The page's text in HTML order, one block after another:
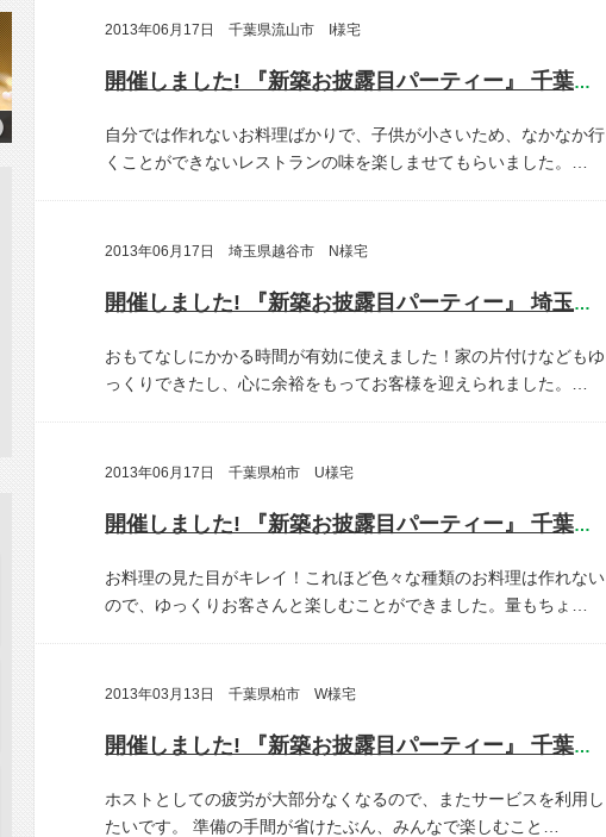
2013年06月17日 千葉県流山市 I様宅
開催しました! 『新築お披露目パーティー』 千葉県流山市 I様宅
自分では作れないお料理ばかりで、子供が小さいため、なかなか行
くことができないレストランの味を楽しませてもらいました。…
2013年06月17日 埼玉県越谷市 N様宅
開催しました! 『新築お披露目パーティー』 埼玉県越谷市 N様宅
おもてなしにかかる時間が有効に使えました！家の片付けなどもゆ
っくりできたし、心に余裕をもってお客様を迎えられました。…
2013年06月17日 千葉県柏市 U様宅
開催しました! 『新築お披露目パーティー』 千葉県柏市 U様宅
お料理の見た目がキレイ！これほど色々な種類のお料理は作れない
ので、ゆっくりお客さんと楽しむことができました。量もちょ…
2013年03月13日 千葉県柏市 W様宅
開催しました! 『新築お披露目パーティー』 千葉県柏市 W様宅
ホストとしての疲労が大部分なくなるので、またサービスを利用し
たいです。
準備の手間が省けたぶん、みんなで楽しむこと…